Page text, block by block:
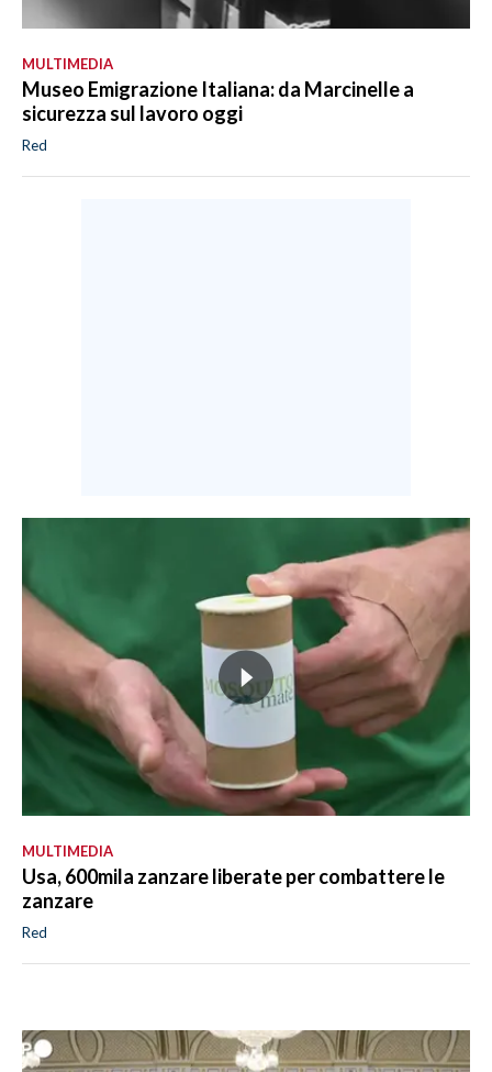
MULTIMEDIA
Museo Emigrazione Italiana: da Marcinelle a
sicurezza sul lavoro oggi
Red
MULTIMEDIA
Usa, 600mila zanzare liberate per combattere le
zanzare
Red